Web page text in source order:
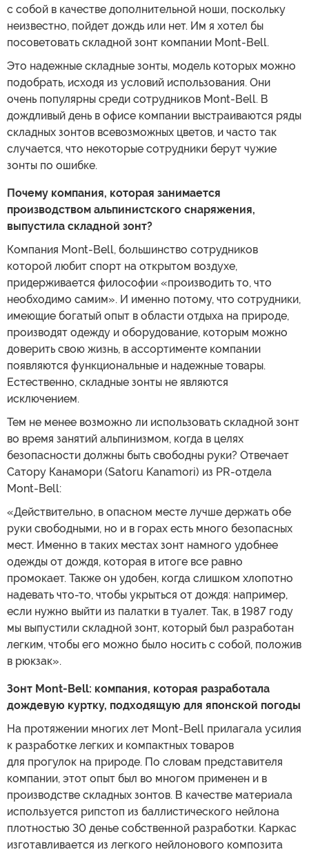
с собой в качестве дополнительной ноши, поскольку
неизвестно, пойдет дождь или нет. Им я хотел бы
посоветовать складной зонт компании Mont-Bell.
Это надежные складные зонты, модель которых можно
подобрать, исходя из условий использования. Они
очень популярны среди сотрудников Mont-Bell. В
дождливый день в офисе компании выстраиваются ряды
складных зонтов всевозможных цветов, и часто так
случается, что некоторые сотрудники берут чужие
зонты по ошибке.
Почему компания, которая занимается
производством альпинистского снаряжения,
выпустила складной зонт?
Компания Mont-Bell, большинство сотрудников
которой любит спорт на открытом воздухе,
придерживается философии «производить то, что
необходимо самим». И именно потому, что сотрудники,
имеющие богатый опыт в области отдыха на природе,
производят одежду и оборудование, которым можно
доверить свою жизнь, в ассортименте компании
появляются функциональные и надежные товары.
Естественно, складные зонты не являются
исключением.
Тем не менее возможно ли использовать складной зонт
во время занятий альпинизмом, когда в целях
безопасности должны быть свободны руки? Отвечает
Сатору Канамори (Satoru Kanamori) из PR-отдела
Mont-Bell:
«Действительно, в опасном месте лучше держать обе
руки свободными, но и в горах есть много безопасных
мест. Именно в таких местах зонт намного удобнее
одежды от дождя, которая в итоге все равно
промокает. Также он удобен, когда слишком хлопотно
надевать что-то, чтобы укрыться от дождя: например,
если нужно выйти из палатки в туалет. Так, в 1987 году
мы выпустили складной зонт, который был разработан
легким, чтобы его можно было носить с собой, положив
в рюкзак».
Зонт Mont-Bell: компания, которая разработала
дождевую куртку, подходящую для японской погоды
На протяжении многих лет Mont-Bell прилагала усилия
к разработке легких и компактных товаров
для прогулок на природе. По словам представителя
компании, этот опыт был во многом применен и в
производстве складных зонтов. В качестве материала
используется рипстоп из баллистического нейлона
плотностью 30 денье собственной разработки. Каркас
изготавливается из легкого нейлонового композита